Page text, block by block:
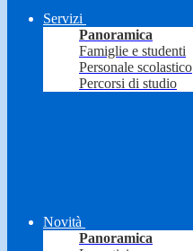
Servizi
Panoramica
Famiglie e studenti
Personale scolastico
Percorsi di studio
Novità
Panoramica